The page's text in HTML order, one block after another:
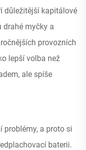
důležitější kapitálové
drahé myčky a
provozních
lepší volba než
ale spíše
problémy, a proto si
baterii.